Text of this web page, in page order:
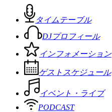
タイムテーブル
DJプロフィール
インフォメーション
ゲストスケジュール
イベント・ライブ
PODCAST